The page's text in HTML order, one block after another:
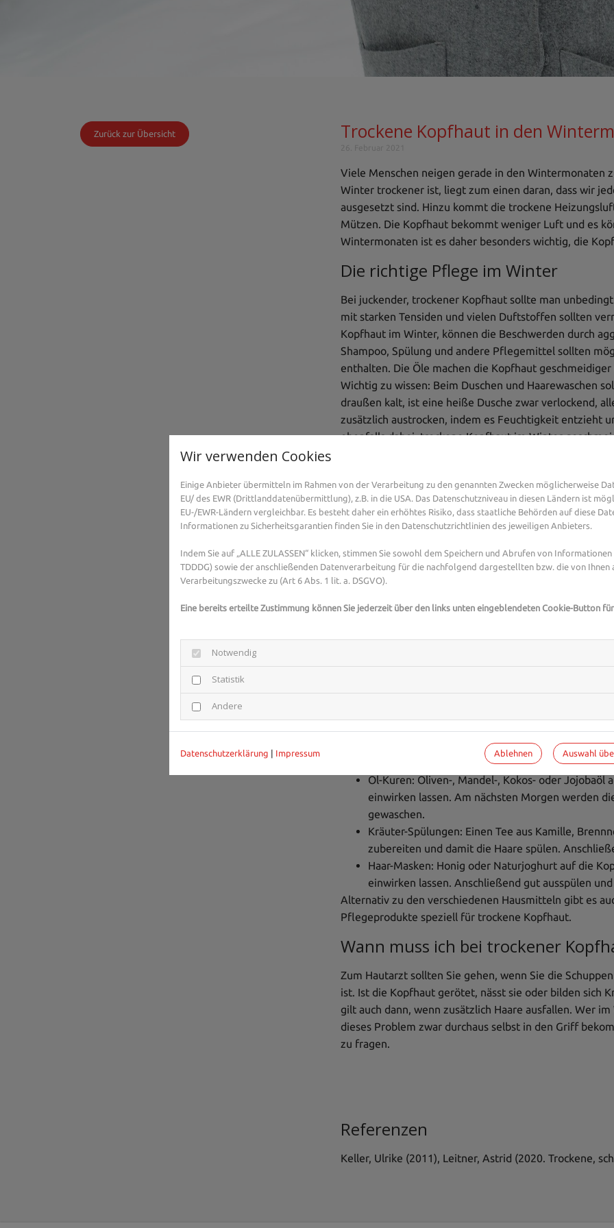
Zurück zur Übersicht Trockene Kopfhaut in den
Viele Menschen neigen gerade in den Wintermonaten
Winter trockener ist, liegt zum einen daran, dass wir
ausgesetzt sind. Hinzu kommt die trockene
Mützen. Die Kopfhaut bekommt weniger Luft und es
Wintermonaten ist es daher besonders wichtig, die
Die richtige Pflege im Winter
Bei juckender, trockener Kopfhaut sollte man
mit starken Tensiden und vielen Duftstoffen sollten
Kopfhaut im Winter, können die Beschwerden durch
Shampoo, Spülung und andere Pflegemittel sollten
enthalten. Die Öle machen die Kopfhaut
Wichtig zu wissen: Beim Duschen und Haarewaschen
draußen kalt, ist eine heiße Dusche zwar verlockend,
zusätzlich austrocken, indem es Feuchtigkeit entzieht
ebenfalls dabei, trockene Kopfhaut im Winter
- Man sollte nicht nur auf heißes Wasser beim
Besser ist es, die Haare sanft im Handtuch zu
Für die Pflege nur milde Produkte verwenden.
Regelmäßiges Lüften hilft dabei, die trockene
Wann immer auf eine Kopfbedeckung verzichtet
Kopfhaut lassen.
Frische Luft, ein Spaziergang bei Tageslicht und
und Gemüse tragen zu einer gesunden Kopfhaut
Auch Hausmittel können helfen
Viele Kuren, die im Handel erhältlich sind, eignen sich
die Pflege der Kopfhaut. Hier kann man selbst tätig
herstellen. Wer seine strapazierte Kopfhaut pflegen
Mandelöl, Tonerde und Meersalz. Für das
Shampoo ideal. Zudem sollte man nur lauwarmes
saure Rinse den Conditioner ersetzen. Eine saure
eine leichtere Kämmbarkeit der Haare. Folgende
Öl-Kuren: Oliven-, Mandel-, Kokos- oder
einwirken lassen. Am nächsten Morgen werden
gewaschen.
Kräuter-Spülungen: Einen Tee aus Kamille,
zubereiten und damit die Haare spülen.
Haar-Masken: Honig oder Naturjoghurt auf die
einwirken lassen. Anschließend gut ausspülen und
Alternativ zu den verschiedenen Hausmitteln gibt es
Pflegeprodukte speziell für trockene Kopfhaut.
Wann muss ich bei trockener
Zum Hautarzt sollten Sie gehen, wenn Sie die
ist. Ist die Kopfhaut gerötet, nässt sie oder bilden sich
gilt auch dann, wenn zusätzlich Haare ausfallen. Wer
dieses Problem zwar durchaus selbst in den Griff
zu fragen.
Referenzen
Keller, Ulrike (2011), Leitner, Astrid (2020. Trockene,
Wir verwenden Cookies
Einige Anbieter übermitteln im Rahmen von der Verarbeitung zu den genannten Zwecken möglicherweise
EU/ des EWR (Drittlanddatenübermittlung), z.B. in die USA. Das Datenschutzniveau in diesen Ländern ist
EU-/EWR-Ländern vergleichbar. Es besteht daher ein erhöhtes Risiko, dass staatliche Behörden auf diese
Informationen zu Sicherheitsgarantien finden Sie in den Datenschutzrichtlinien des jeweiligen Anbieters.
Indem Sie auf „ALLE ZULASSEN“ klicken, stimmen Sie sowohl dem Speichern und Abrufen von
TDDDG) sowie der anschließenden Datenverarbeitung für die nachfolgend dargestellten bzw. die von Ihnen
Verarbeitungszwecke zu (Art 6 Abs. 1 lit. a. DSGVO).
Eine bereits erteilte Zustimmung können Sie jederzeit über den links unten eingeblendeten Cookie-Button
Notwendig
Statistik
Andere
Datenschutzerklärung Impressum Ablehnen Auswahl